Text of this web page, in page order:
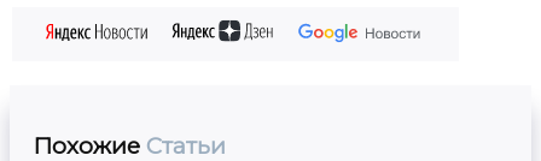
Похожие Статьи